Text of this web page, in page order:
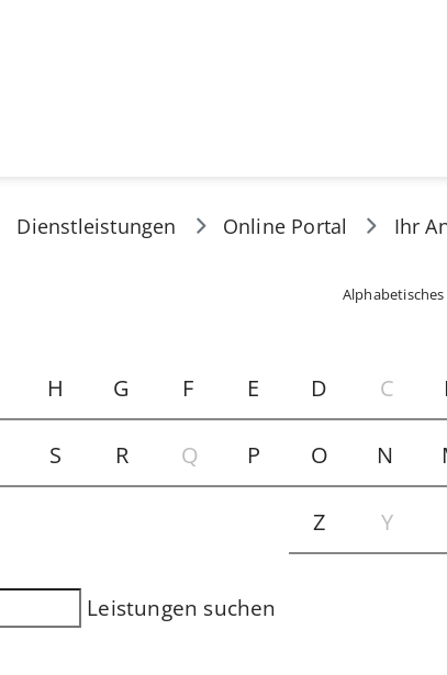
Ihr
Online Portal
Dienstleistungen
C
D
E
F
G
H
N
O
P
Q
R
S
Y
Z
Leistungen suchen